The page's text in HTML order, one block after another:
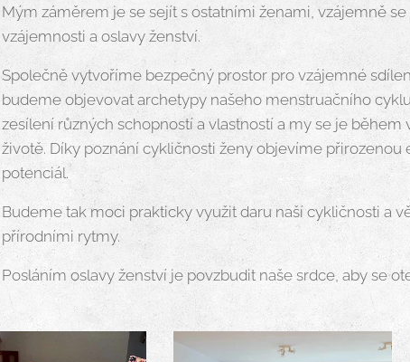
Mým záměrem je se sejít s ostatními ženami, vzájemně
vzájemnosti a oslavy ženství.
Společně vytvoříme bezpečný prostor pro vzájemné
budeme objevovat archetypy našeho menstruačního
zesílení různých schopností a vlastností a my se je
životě. Díky poznání cykličnosti ženy objevíme
potenciál.
Budeme tak moci prakticky využit daru naší cykličnosti a
přírodními rytmy.
Posláním oslavy ženství je povzbudit naše srdce, aby se